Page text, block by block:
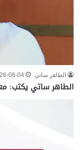
الطاهر ساتي 08-04
الطاهر ساتي يكتب: